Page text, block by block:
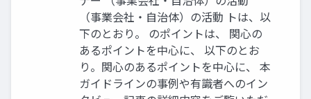
（事業会社・自治体）の活動 トは、以
下のとおり。 のポイントは、 関心の
あるポイントを中心に、 以下のとお
り。関心のあるポイントを中心に、 本
ガイドラインの事例や有識者へのイン